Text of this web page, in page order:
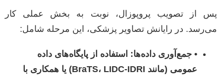
پس از تصویب پروپوزال، نوبت به بخش عملی کار
می‌رسد. در رایانش تصاویر پزشکی، این مرحله شامل:
• جمع‌آوری داده‌ها: استفاده از پایگاه‌های داده
عمومی (مانند BraTS، LIDC-IDRI) یا همکاری با